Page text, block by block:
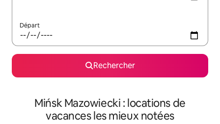
Départ
Rechercher
Mińsk Mazowiecki : locations de
vacances les mieux notées